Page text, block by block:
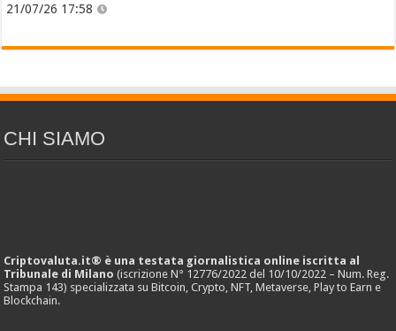
21/07/26 17:58
CHI SIAMO
Criptovaluta.it® è una testata giornalistica online iscritta al
Tribunale di Milano (iscrizione N° 12776/2022 del 10/10/2022 – Num. Reg.
Stampa 143) specializzata su Bitcoin, Crypto, NFT, Metaverse, Play to Earn e
Blockchain.